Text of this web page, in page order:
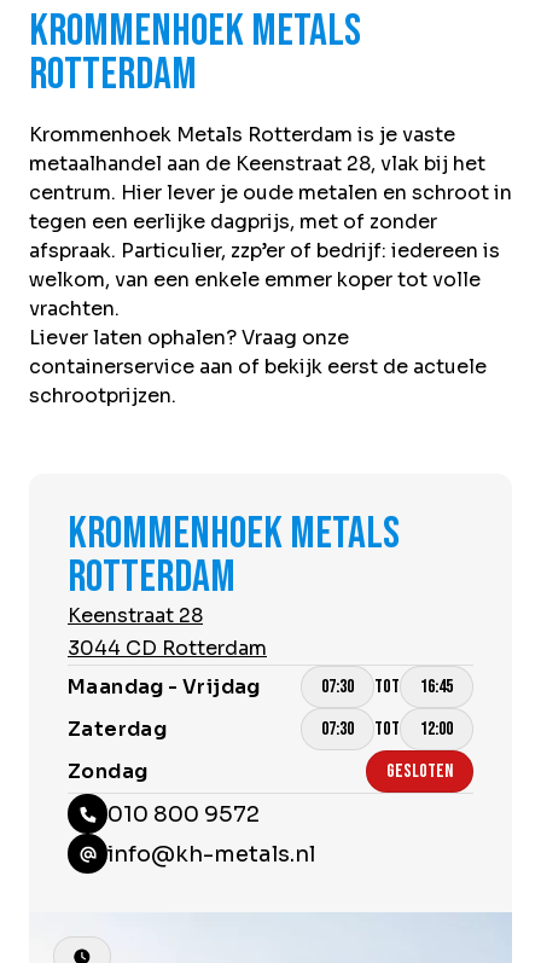
Sustainability
Nieuws
Werken bij
NL
Direct inleveren Ophaalservice
Krommenhoek Metals
Rotterdam
Krommenhoek Metals Rotterdam is je vaste
metaalhandel aan de Keenstraat 28, vlak bij het
centrum. Hier lever je oude metalen en schroot in
tegen een eerlijke dagprijs, met of zonder
afspraak. Particulier, zzp’er of bedrijf: iedereen is
welkom, van een enkele emmer koper tot volle
vrachten.
Liever laten ophalen? Vraag onze
containerservice aan of bekijk eerst de actuele
schrootprijzen.
KROMMENHOEK METALS
ROTTERDAM
Keenstraat 28
3044 CD Rotterdam
Maandag - Vrijdag
07:30 TOT 16:45
Zaterdag 07:30 TOT 12:00
Zondag GESLOTEN
010 800 9572
info@kh-metals.nl